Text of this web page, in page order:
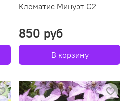
Клематис Минуэт С2
850 руб
В корзину